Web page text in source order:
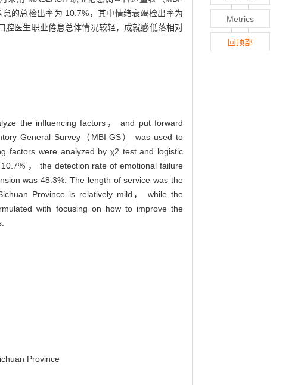
的总检出率为 10.7%，其中情绪衰竭检出率为
腔医生职业倦怠总体情况较轻，成就感低落相对
the influencing factors， and put forward
General Survey（MBI-GS） was used to
factors were analyzed by χ2 test and logistic
， the detection rate of emotional failure
was 48.3%. The length of service was the
Province is relatively mild， while the
with focusing on how to improve the
Province
Metrics
回顶部